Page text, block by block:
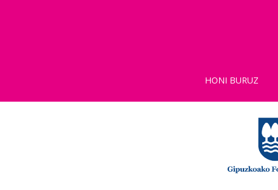
HONI BURUZ